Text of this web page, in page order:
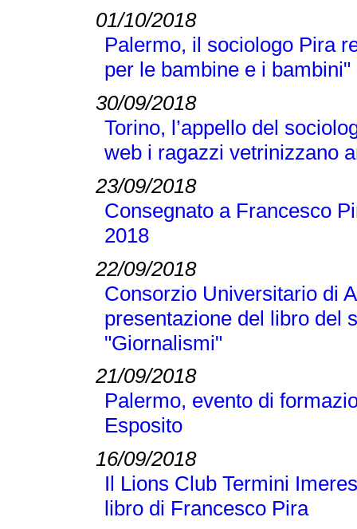
01/10/2018
Palermo, il sociologo Pira
per le bambine e i bambini"
30/09/2018
Torino, l’appello del
web i ragazzi vetrinizzano
23/09/2018
Consegnato a Francesco
2018
22/09/2018
Consorzio Universitario di
presentazione del libro del
"Giornalismi"
21/09/2018
Palermo, evento di
Esposito
16/09/2018
Il Lions Club Termini
libro di Francesco Pira